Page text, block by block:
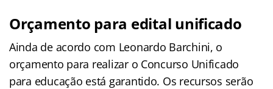
Orçamento para edital unificado
Ainda de acordo com Leonardo Barchini, o
orçamento para realizar o Concurso Unificado
para educação está garantido. Os recursos serão